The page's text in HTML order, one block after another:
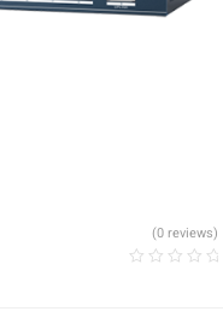
(0 reviews)